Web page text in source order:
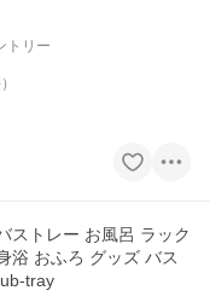
トリー
）
ストレー お風呂 ラック
浴 おふろ グッズ バス
tray